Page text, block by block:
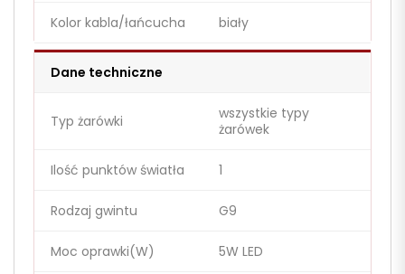
Kolor kabla/łańcucha biały
Dane techniczne
Typ żarówki
wszystkie typy
żarówek
Ilość punktów światła 1
Rodzaj gwintu G9
Moc oprawki(W) 5W LED